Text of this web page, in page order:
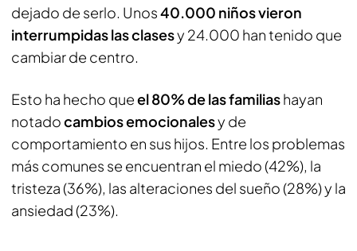
dejado de serlo. Unos40.000 niños vieron
interrumpidas las clasesy 24.000 han tenido que
cambiar de centro.
Esto ha hecho queel 80% de las familiashayan
notadocambios emocionalesy de
comportamiento en sus hijos. Entre los problemas
más comunes se encuentran el miedo (42%), la
tristeza (36%), las alteraciones del sueño (28%) y la
ansiedad (23%).